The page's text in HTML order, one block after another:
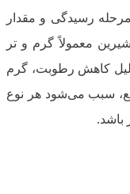
رسیدگی و مقدار
معمولاً گرم و تر
کاهش رطوبت، گرم
سبب می‌شود هر نوع
باشد.